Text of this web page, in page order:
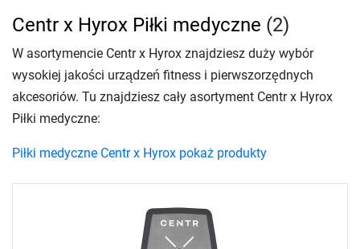
Centr x Hyrox Piłki medyczne (2)
W asortymencie Centr x Hyrox znajdziesz duży wybór
wysokiej jakości urządzeń fitness i pierwszorzędnych
akcesoriów. Tu znajdziesz cały asortyment Centr x Hyrox
Piłki medyczne:
Piłki medyczne Centr x Hyrox pokaż produkty